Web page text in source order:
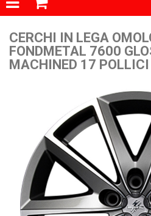
CERCHI IN LEGA
FONDMETAL 7600
MACHINED 17 POLLICI